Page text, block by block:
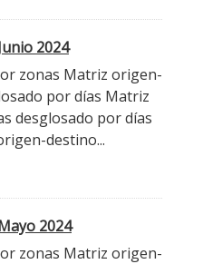
2024
zonas Matriz origen-
por días Matriz
desglosado por días
destino...
2024
zonas Matriz origen-